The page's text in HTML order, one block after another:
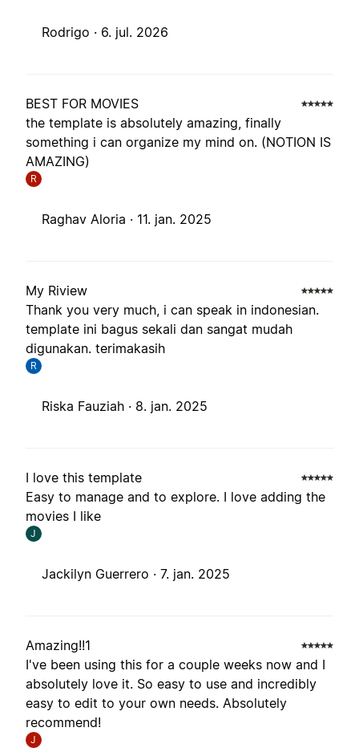
Rodrigo · 6. jul. 2026
BEST FOR MOVIES
the template is absolutely amazing, finally
something i can organize my mind on. (NOTION IS
AMAZING)
R
Raghav Aloria · 11. jan. 2025
My Riview
Thank you very much, i can speak in indonesian.
template ini bagus sekali dan sangat mudah
digunakan. terimakasih
R
Riska Fauziah · 8. jan. 2025
I love this template
Easy to manage and to explore. I love adding the
movies I like
J
Jackilyn Guerrero · 7. jan. 2025
Amazing!!1
I've been using this for a couple weeks now and I
absolutely love it. So easy to use and incredibly
easy to edit to your own needs. Absolutely
recommend!
J